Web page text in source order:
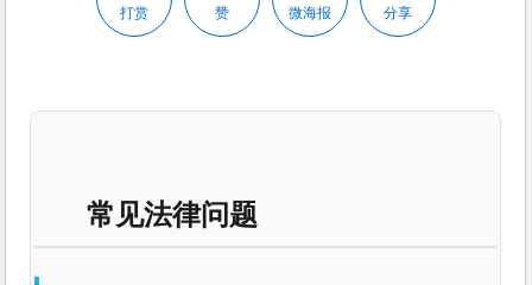
打赏 赞 微海报 分享
常见法律问题